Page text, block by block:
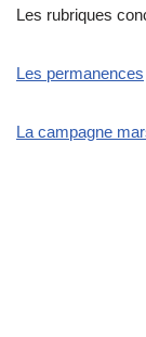
Les rubriques
Les permanences
La campagne